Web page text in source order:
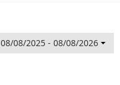
08/08/2025 - 08/08/2026